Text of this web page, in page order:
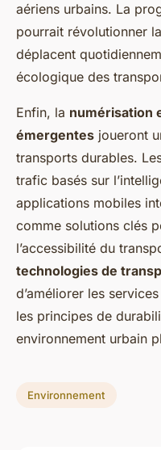
aériens urbains. La
pourrait révolutionner
déplacent
écologique des
Enfin, la numérisation
émergentes joueront
transports durables.
trafic basés sur
applications mobiles
comme solutions clés
l’accessibilité du
technologies de
d’améliorer les
les principes de
environnement urbain
Environnement